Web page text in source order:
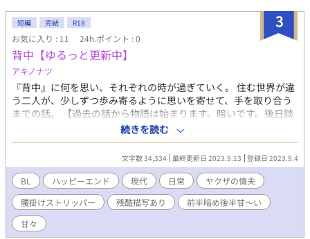
3
短編 完結 R18
お気に入り : 11 24h.ポイント : 0
背中【ゆるっと更新中】
アキノナツ
『背中』に何を思い、それぞれの時が過ぎていく。 住む世界が違
う二人が、少しずつ歩み寄るように思いを寄せて、手を取り合う
までの話。 【過去の話から物語は始まります。暗いです。後日談
へ話は続きます。甘々です！ そちらが本編のつもりです。】 就
活中腰掛けストリッパー × ヤクザの情夫 攻》突然の倒産で、
失業(天引きされてたのに保険等々未加入で失業保険貰えず。)、
アパートの大家に退去促され、早急に職と住居が必要。風俗求人
誌拾って、就活しつつストリッパーになる。 受》流される人生。
組の金の洗浄担当。組長の息子(若頭)の情夫扱い。一応腹違いの
兄弟って事になってる。実際違うんだけど。もうどうでもいいっ
て、今ココ。 暴力的な表現などあります。 本命カップリングにな
る前に不本意な別の関係がありします。 なんでもありの人向けで
続きを読む
文字数 34,334 最終更新日 2023.9.13 登録日 2023.9.4
BL ハッピーエンド 現代 日常
ヤクザの情夫
腰掛けストリッパー
残酷描写あり
前半暗め後半甘〜い
甘々